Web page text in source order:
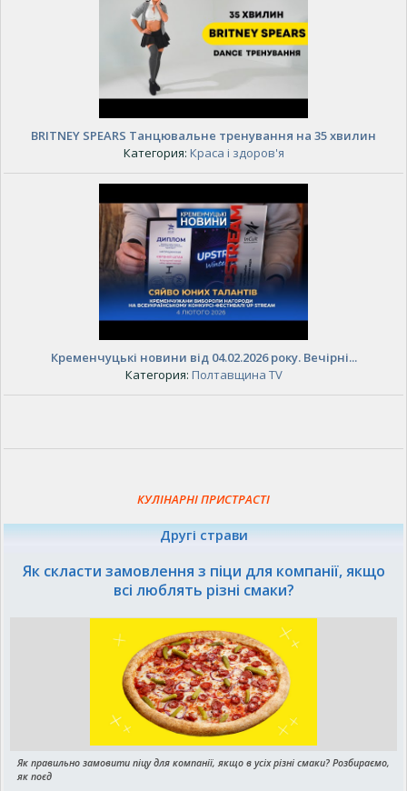
BRITNEY SPEARS Танцювальне тренування на 35 хвилин
Категория: Краса і здоров'я
Кременчуцькі новини від 04.02.2026 року. Вечірні...
Категория: Полтавщина TV
КУЛІНАРНІ ПРИСТРАСТІ
Другі страви
Як скласти замовлення з піци для компанії, якщо
всі люблять різні смаки?
Як правильно замовити піцу для компанії, якщо в усіх різні смаки? Розбираємо,
як поєд